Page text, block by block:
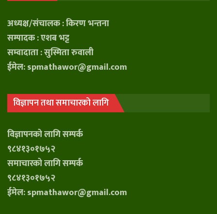
अध्यक्ष/संचालक : किरण भन्तना
सम्पादक : एशब भट्ट
सम्वादाता : सुस्मिता रुवाली
ईमेल: spmathawor@gmail.com
विज्ञापन तथा समाचारको लागि
विज्ञापनको लागि सम्पर्क
९८४१३०१७५२
समाचारको लागि सम्पर्क
९८४१३०१७५२
ईमेल: spmathawor@gmail.com